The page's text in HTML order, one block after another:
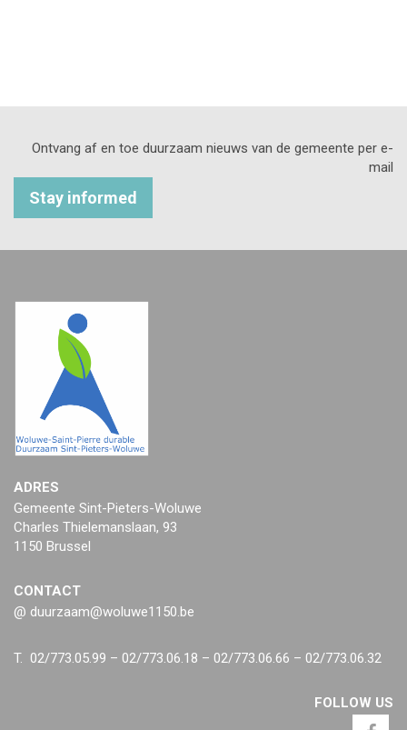
Ontvang af en toe duurzaam nieuws van de gemeente per e-
mail
Stay informed
ADRES
Gemeente Sint-Pieters-Woluwe
Charles Thielemanslaan, 93
1150 Brussel
CONTACT
@ duurzaam@woluwe1150.be
T. 02/773.05.99 – 02/773.06.18 – 02/773.06.66 – 02/773.06.32
FOLLOW US